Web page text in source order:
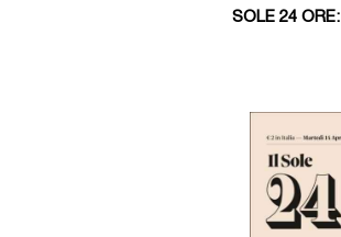
SOLE 24 ORE: